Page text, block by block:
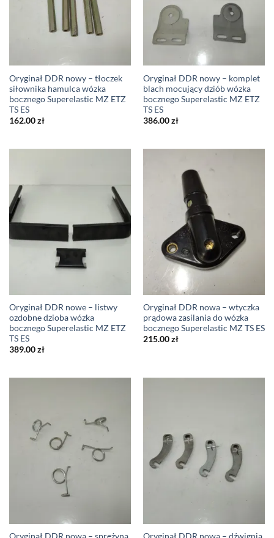
Oryginał DDR nowy – tłoczek
siłownika hamulca wózka
bocznego Superelastic MZ ETZ
TS ES
162.00zł
Oryginał DDR nowy – komplet
blach mocujący dziób wózka
bocznego Superelastic MZ ETZ
TS ES
386.00zł
Oryginał DDR nowe – listwy
ozdobne dzioba wózka
bocznego Superelastic MZ ETZ
TS ES
389.00zł
Oryginał DDR nowa – wtyczka
prądowa zasilania do wózka
bocznego Superelastic MZ TS ES
215.00zł